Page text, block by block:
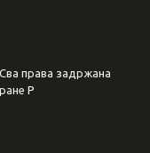
права задржана
Р